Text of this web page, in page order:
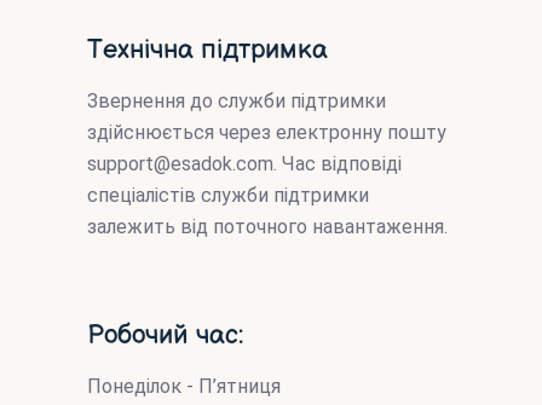
Технічна підтримка
Звернення до служби підтримки
здійснюється через електронну пошту
support@esadok.com. Час відповіді
спеціалістів служби підтримки
залежить від поточного навантаження.
Робочий час:
Понеділок - П’ятниця